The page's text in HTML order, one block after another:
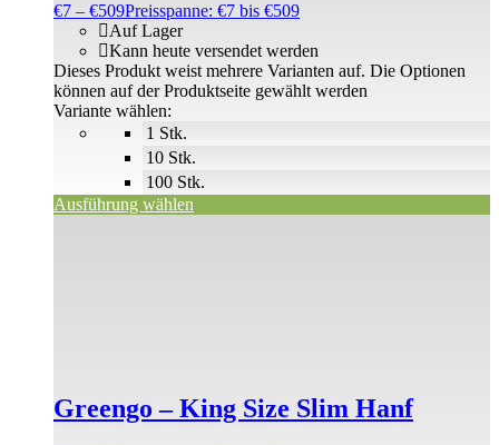
€7 – €509Preisspanne: €7 bis €509
1 Stk.
10 Stk.
100 Stk.
Auf Lager
Kann heute versendet werden
Variante wählen:
Ausführung wählen
Dieses Produkt weist mehrere Varianten auf. Die Optionen
können auf der Produktseite gewählt werden
Greengo – King Size Slim Hanf